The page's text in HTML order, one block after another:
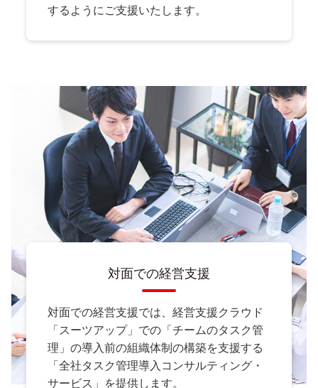
するようにご支援いたします。
対面での経営支援
対面での経営支援では、経営支援クラウド
「スーツアップ」での「チームのタスク管
理」の導入前の組織体制の構築を支援する
「全社タスク管理導入コンサルティング・
サービス」を提供します。